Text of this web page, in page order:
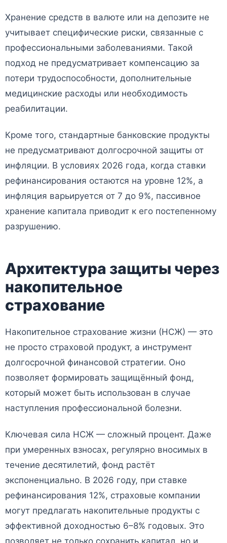
Хранение средств в валюте или на депозите не
учитывает специфические риски, связанные с
профессиональными заболеваниями. Такой
подход не предусматривает компенсацию за
потери трудоспособности, дополнительные
медицинские расходы или необходимость
реабилитации.
Кроме того, стандартные банковские продукты
не предусматривают долгосрочной защиты от
инфляции. В условиях 2026 года, когда ставки
рефинансирования остаются на уровне 12%, а
инфляция варьируется от 7 до 9%, пассивное
хранение капитала приводит к его постепенному
разрушению.
Архитектура защиты через
накопительное
страхование
Накопительное страхование жизни (НСЖ) — это
не просто страховой продукт, а инструмент
долгосрочной финансовой стратегии. Оно
позволяет формировать защищённый фонд,
который может быть использован в случае
наступления профессиональной болезни.
Ключевая сила НСЖ — сложный процент. Даже
при умеренных взносах, регулярно вносимых в
течение десятилетий, фонд растёт
экспоненциально. В 2026 году, при ставке
рефинансирования 12%, страховые компании
могут предлагать накопительные продукты с
эффективной доходностью 6–8% годовых. Это
позволяет не только сохранить капитал, но и